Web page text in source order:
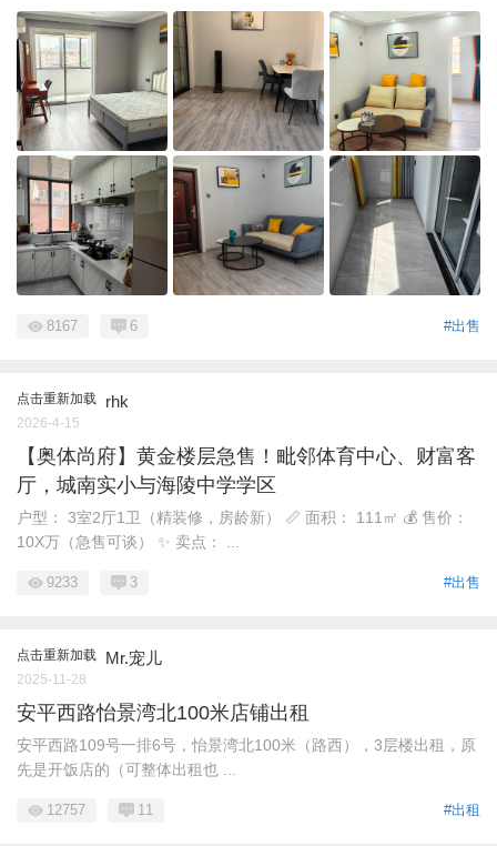
#出售
8167 6
点击重新加载 rhk
2026-4-15
【奥体尚府】黄金楼层急售！毗邻体育中心、财富客
厅，城南实小与海陵中学学区
户型： 3室2厅1卫（精装修，房龄新） 📏 面积： 111㎡ 💰 售价：
10X万（急售可谈） ✨ 卖点： ...
#出售
9233 3
点击重新加载 Mr.宠儿
2025-11-28
安平西路怡景湾北100米店铺出租
安平西路109号一排6号，怡景湾北100米（路西），3层楼出租，原
先是开饭店的（可整体出租也 ...
#出租
12757 11